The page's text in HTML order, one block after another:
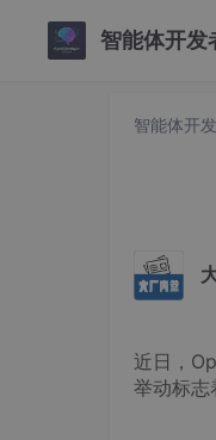
智能体开发
智能体开
近日，
举动标志